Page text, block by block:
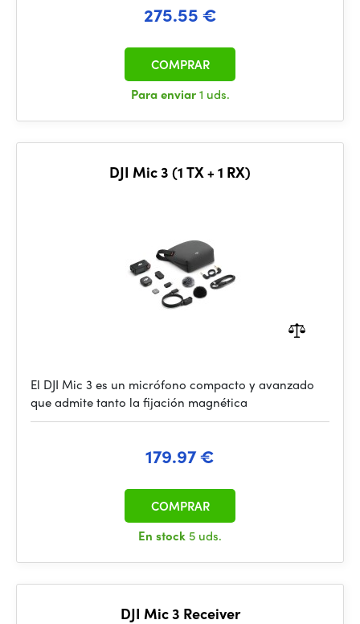
275.55 €
Para enviar1 uds.
COMPRAR
DJI Mic 3 (1 TX + 1 RX)
El DJI Mic 3 es un micrófono compacto y avanzado
que admite tanto la fijación magnética
179.97 €
En stock 5 uds.
COMPRAR
DJI Mic 3 Receiver